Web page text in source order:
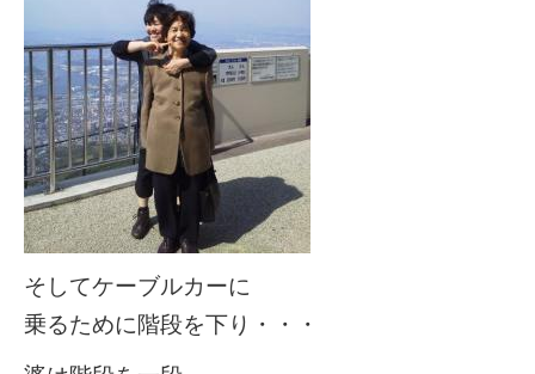
そしてケーブルカーに
乗るために階段を下り・・・